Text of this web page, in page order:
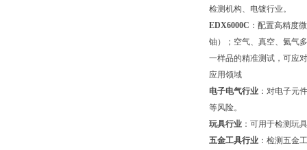
检测机构、电镀行业。
EDX6000C ：配置高精度
铀）；空气、真空、氦气
一样品的精准测试，可应
应用领域
电子电气行业 ：对电子元
等风险。
玩具行业 ：可用于检测玩
五金工具行业 ：检测五金